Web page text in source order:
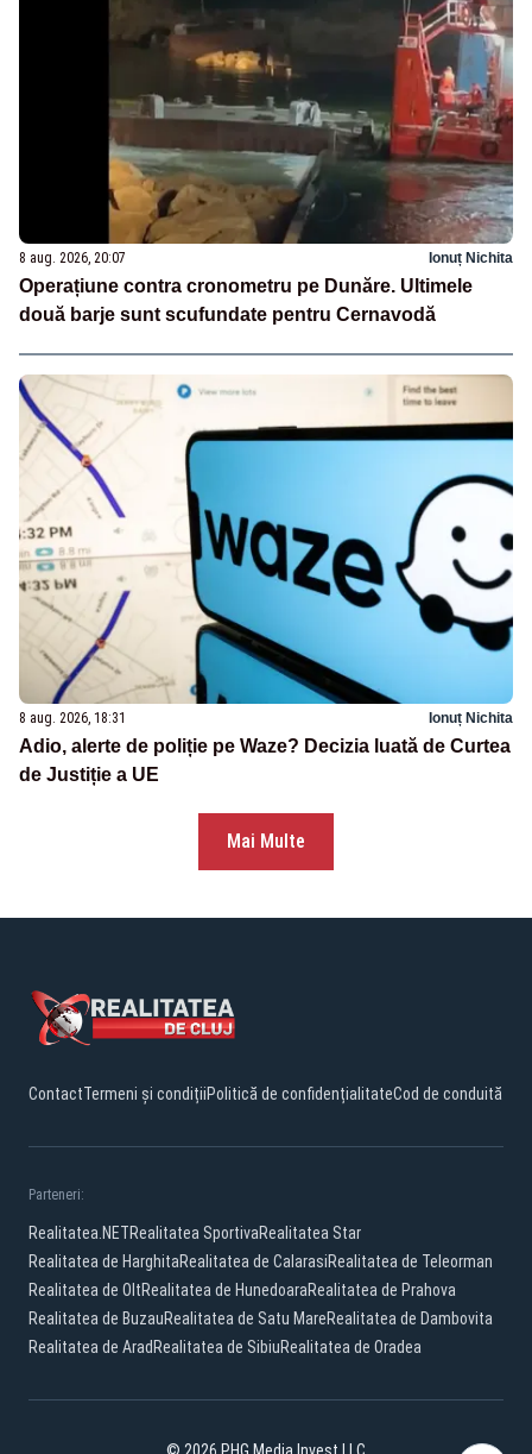
8 aug. 2026, 20:07 Ionuț Nichita
Operațiune contra cronometru pe Dunăre. Ultimele
două barje sunt scufundate pentru Cernavodă
8 aug. 2026, 18:31 Ionuț Nichita
Adio, alerte de poliție pe Waze? Decizia luată de Curtea
de Justiție a UE
Mai Multe
ContactTermeni și condițiiPolitică de confidențialitateCod de conduită
Parteneri:
Realitatea.NETRealitatea SportivaRealitatea Star
Realitatea de HarghitaRealitatea de CalarasiRealitatea de Teleorman
Realitatea de OltRealitatea de HunedoaraRealitatea de Prahova
Realitatea de BuzauRealitatea de Satu MareRealitatea de Dambovita
Realitatea de Arad Realitatea de SibiuRealitatea de Oradea